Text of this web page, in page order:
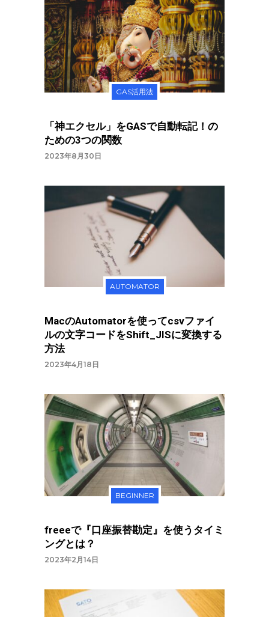
GAS活用法
「神エクセル」をGASで自動転記！の
ための3つの関数
2023年8月30日
AUTOMATOR
MacのAutomatorを使ってcsvファイ
ルの文字コードをShift_JISに変換する
方法
2023年4月18日
BEGINNER
freeeで『口座振替勘定』を使うタイミ
ングとは？
2023年2月14日